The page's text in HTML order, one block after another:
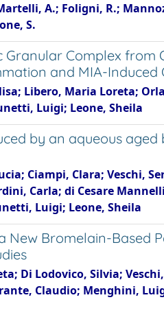
A.; Foligni, R.;
S.
Complex from
and MIA-Induced
Libero, Maria Loreta;
Luigi; Leone, Sheila
by an aqueous
Ciampi, Clara; Veschi,
Carla; di Cesare
Luigi; Leone, Sheila
Bromelain-Based
Di Lodovico, Silvia;
Claudio; Menghini,